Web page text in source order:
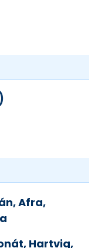
Afra,
Hartvig,